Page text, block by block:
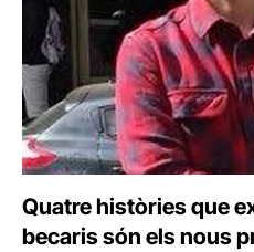
Quatre històries que
becaris són els nous